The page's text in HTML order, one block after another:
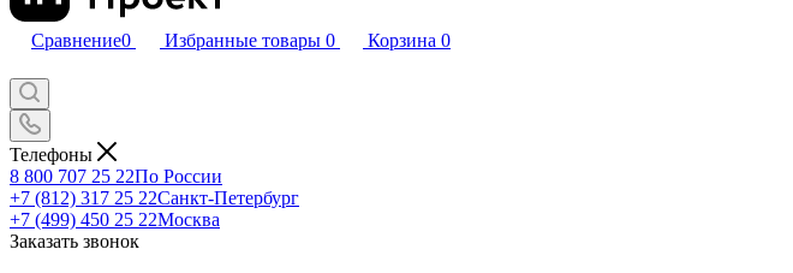
Сравнение0 Избранные товары 0 Корзина 0
Телефоны
8 800 707 25 22По России
+7 (812) 317 25 22Санкт-Петербург
+7 (499) 450 25 22Москва
Заказать звонок